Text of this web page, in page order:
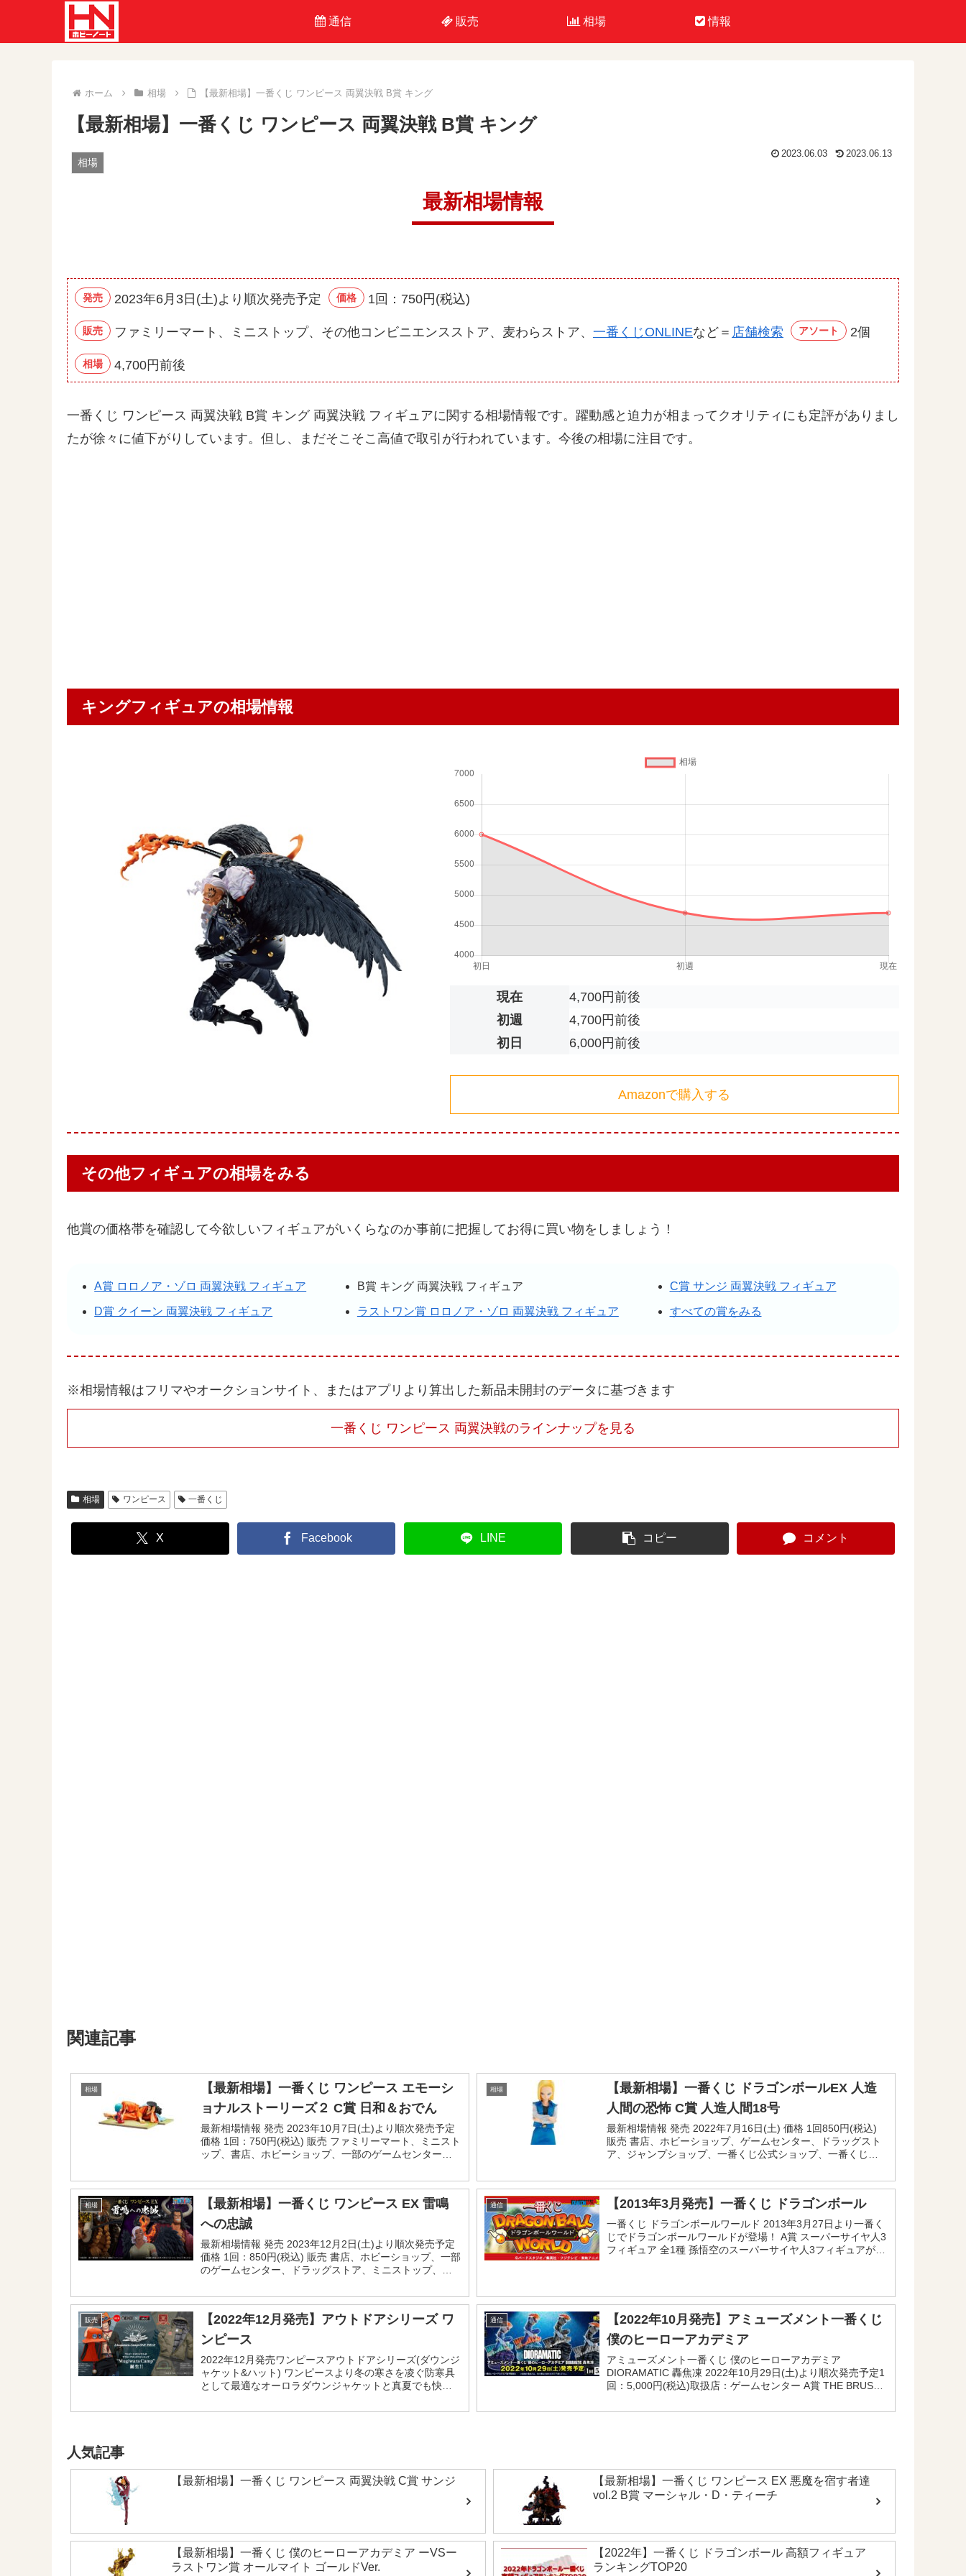
通信 販売 相場 情報
ホーム 相場 【最新相場】一番くじ ワンピース 両翼決戦 B賞 キング
【最新相場】一番くじ ワンピース 両翼決戦 B賞 キング
相場
2023.06.03 2023.06.13
最新相場情報
発売 2023年6月3日(土)より順次発売予定 価格 1回：750円(税込)
販売 ファミリーマート、ミニストップ、その他コンビニエンスストア、麦わらストア、 一番くじONLINEなど＝ 店舗検索 アソート 2個
相場 4,700円前後
一番くじ ワンピース 両翼決戦 B賞 キング 両翼決戦 フィギュアに関する相場情報です。躍動感と迫力が相まってクオリティにも定評がありまし
たが徐々に値下がりしています。但し、まだそこそこ高値で取引が行われています。今後の相場に注目です。
キングフィギュアの相場情報
現在
4,700円前後
初週
4,700円前後
初日
6,000円前後
Amazonで購入する
その他フィギュアの相場をみる
他賞の価格帯を確認して今欲しいフィギュアがいくらなのか事前に把握してお得に買い物をしましょう！
A賞 ロロノア・ゾロ 両翼決戦 フィギュア B賞 キング 両翼決戦 フィギュア C賞 サンジ 両翼決戦 フィギュア
D賞 クイーン 両翼決戦 フィギュア ラストワン賞 ロロノア・ゾロ 両翼決戦 フィギュア すべての賞をみる
※相場情報はフリマやオークションサイト、またはアプリより算出した新品未開封のデータに基づきます
一番くじ ワンピース 両翼決戦のラインナップを見る
相場 ワンピース 一番くじ
X Facebook LINE コピー コメント
関連記事
相場
【最新相場】一番くじ ワンピース エモーシ
ョナルストーリーズ２ C賞 日和＆おでん
最新相場情報 発売 2023年10月7日(土)より順次発売予定
価格 1回：750円(税込) 販売 ファミリーマート、ミニスト
ップ、書店、ホビーショップ、一部のゲームセンター、
ONLINEなど=...
相場
【最新相場】一番くじ ドラゴンボールEX 人造
人間の恐怖 C賞 人造人間18号
最新相場情報 発売 2022年7月16日(土) 価格 1回850円(税込)
販売 書店、ホビーショップ、ゲームセンター、ドラッグスト
ア、ジャンプショップ、一番くじ公式ショップ、一番くじ
相場
【最新相場】一番くじ ワンピース EX 雷鳴
への忠誠
最新相場情報 発売 2023年12月2日(土)より順次発売予定
価格 1回：850円(税込) 販売 書店、ホビーショップ、一部
のゲームセンター、ドラッグストア、ミニストップ、デ
じ公式ショップ...
通信 【2013年3月発売】一番くじ ドラゴンボール
一番くじ ドラゴンボールワールド 2013年3月27日より一番く
じでドラゴンボールワールドが登場！ A賞 スーパーサイヤ人3
フィギュア 全1種 孫悟空のスーパーサイヤ人3フィギュアが登
販売
【2022年12月発売】アウトドアシリーズ ワ
ンピース
2022年12月発売ワンピースアウトドアシリーズ(ダウンジ
ャケット&ハット) ワンピースより冬の寒さを凌ぐ防寒具
として最適なオーロラダウンジャケットと真夏でも快適
す！こちらでは商品や販売情報...
通信
【2022年10月発売】アミューズメント一番くじ
僕のヒーローアカデミア
アミューズメント一番くじ 僕のヒーローアカデミア
DIORAMATIC 轟焦凍 2022年10月29日(土)より順次発売予定1
回：5,000円(税込)取扱店：ゲームセンター A賞 THE BRUSH
人気記事
【最新相場】一番くじ ワンピース 両翼決戦 C賞 サンジ
【最新相場】一番くじ ワンピース EX 悪魔を宿す者達
vol.2 B賞 マーシャル・D・ティーチ
【最新相場】一番くじ 僕のヒーローアカデミア ーVSー
ラストワン賞 オールマイト ゴールドVer.
【2022年】一番くじ ドラゴンボール 高額フィギュア
ランキングTOP20